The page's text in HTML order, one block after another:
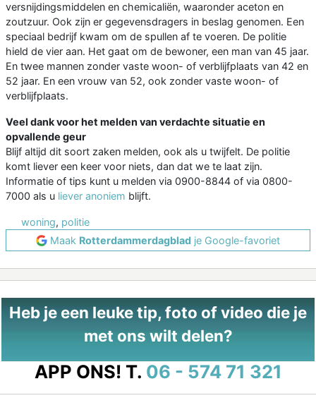
versnijdingsmiddelen en chemicaliën, waaronder aceton en
zoutzuur. Ook zijn er gegevensdragers in beslag genomen. Een
speciaal bedrijf kwam om de spullen af te voeren. De politie
hield de vier aan. Het gaat om de bewoner, een man van 45 jaar.
En twee mannen zonder vaste woon- of verblijfplaats van 42 en
52 jaar. En een vrouw van 52, ook zonder vaste woon- of
verblijfplaats.
Veel dank voor het melden van verdachte situatie en
opvallende geur
Blijf altijd dit soort zaken melden, ook als u twijfelt. De politie
komt liever een keer voor niets, dan dat we te laat zijn.
Informatie of tips kunt u melden via 0900-8844 of via 0800-
7000 als u liever anoniem blijft.
woning, politie
Maak Rotterdammerdagblad je Google-favoriet
Heb je een leuke tip, foto of video die je
met ons wilt delen?
APP ONS! T. 06 - 574 71 321